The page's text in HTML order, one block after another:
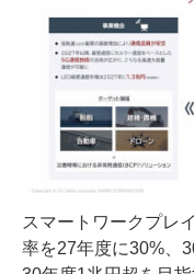
スマートワークプレ
率を27年度に30%、